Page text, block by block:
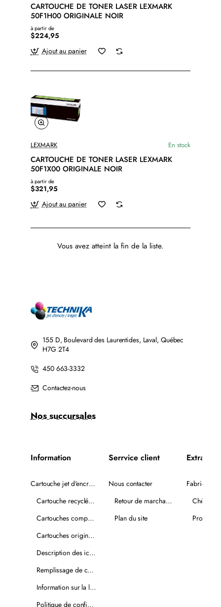
CARTOUCHE DE TONER LASER LEXMARK
50F1H00 ORIGINALE NOIR
à partir de
$224,95
Ajout au panier
LEXMARK En stock
CARTOUCHE DE TONER LASER LEXMARK
50F1X00 ORIGINALE NOIR
à partir de
$321,95
Ajout au panier
Vous avez atteint la fin de la liste.
155 D, Boulevard des Laurentides, Laval, Québec
H7G 2T4
450 663-3332
Contactez-nous
Nos succursales
Information
Cartouche jet d'encre recyclée
Cartouche recyclée PLUS
Cartouches compatibles
Cartouches originales
Description des icônes
Remplissage de cartouches
Information sur la livraison
Politique de confidentialité
Serrvice client
Nous contacter
Retour de marchandise
Plan du site
Extra
Fabricants